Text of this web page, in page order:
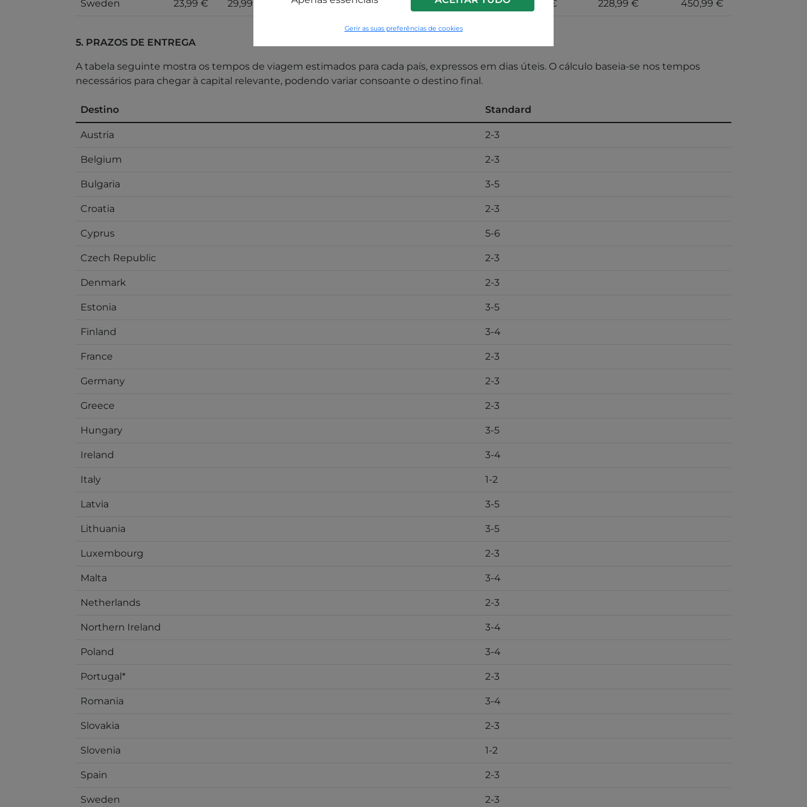
Gerir as suas preferências de cookies
Sweden 23,99 € 29,99 € 47,99 € 85,99 € 142,99 € 193,99 € 228,99 € 450,99 €
5. PRAZOS DE ENTREGA
A tabela seguinte mostra os tempos de viagem estimados para cada país, expressos em dias úteis. O cálculo baseia-se nos tempos
necessários para chegar à capital relevante, podendo variar consoante o destino final.
Destino Standard
Austria 2-3
Belgium 2-3
Bulgaria 3-5
Croatia 2-3
Cyprus 5-6
Czech Republic 2-3
Denmark 2-3
Estonia 3-5
Finland 3-4
France 2-3
Germany 2-3
Greece 2-3
Hungary 3-5
Ireland 3-4
Italy 1-2
Latvia 3-5
Lithuania 3-5
Luxembourg 2-3
Malta 3-4
Netherlands 2-3
Northern Ireland 3-4
Poland 3-4
Portugal* 2-3
Romania 3-4
Slovakia 2-3
Slovenia 1-2
Spain 2-3
Sweden 2-3